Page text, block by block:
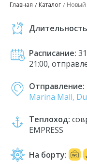
Главная Каталог Новый
Расписание:
21:00,
Отправление:
Marina Mall,
Теплоход:
EMPRESS
На борту: